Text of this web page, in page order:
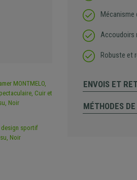
Accoudoirs
Robuste et
ENVOIS ET
MÉTHODES